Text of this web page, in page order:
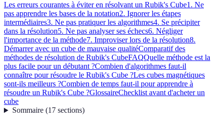
Les erreurs courantes à éviter en résolvant un Rubik's Cube1. Ne
pas apprendre les bases de la notation2. Ignorer les étapes
intermédiaires3. Ne pas pratiquer les algorithmes4. Se précipiter
dans la résolution5. Ne pas analyser ses échecs6. Négliger
l'importance de la méthode7. Improviser lors de la résolution8.
Démarrer avec un cube de mauvaise qualitéComparatif des
méthodes de résolution de Rubik's CubeFAQQuelle méthode est la
plus facile pour un débutant ?Combien d'algorithmes faut-il
connaître pour résoudre le Rubik's Cube ?Les cubes magnétiques
sont-ils meilleurs ?Combien de temps faut-il pour apprendre à
résoudre un Rubik's Cube ?GlossaireChecklist avant d'acheter un
cube
Sommaire(17 sections)